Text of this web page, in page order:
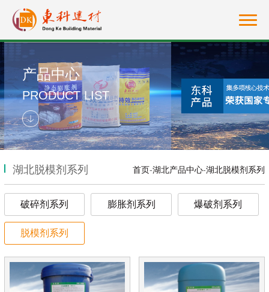
产品中心
PRODUCT LIST
湖北脱模剂系列 首页-湖北产品中心-湖北脱模剂系列
破碎剂系列 膨胀剂系列 爆破剂系列
脱模剂系列